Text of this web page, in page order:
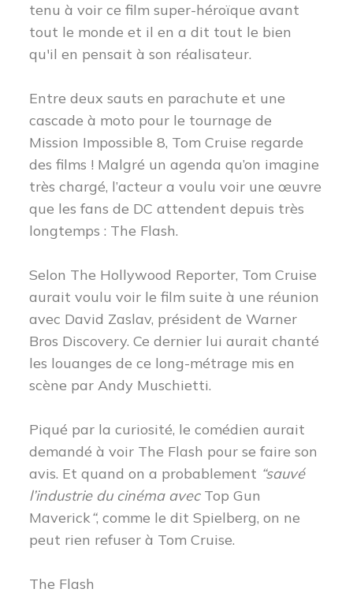
tenu à voir ce film super-héroïque avant
tout le monde et il en a dit tout le bien
qu'il en pensait à son réalisateur.
Entre deux sauts en parachute et une
cascade à moto pour le tournage de
Mission Impossible 8, Tom Cruise regarde
des films ! Malgré un agenda qu’on imagine
très chargé, l’acteur a voulu voir une œuvre
que les fans de DC attendent depuis très
longtemps : The Flash.
Selon The Hollywood Reporter, Tom Cruise
aurait voulu voir le film suite à une réunion
avec David Zaslav, président de Warner
Bros Discovery. Ce dernier lui aurait chanté
les louanges de ce long-métrage mis en
scène par Andy Muschietti.
Piqué par la curiosité, le comédien aurait
demandé à voir The Flash pour se faire son
avis. Et quand on a probablement “sauvé
l’industrie du cinéma avec Top Gun
Maverick“, comme le dit Spielberg, on ne
peut rien refuser à Tom Cruise.
The Flash